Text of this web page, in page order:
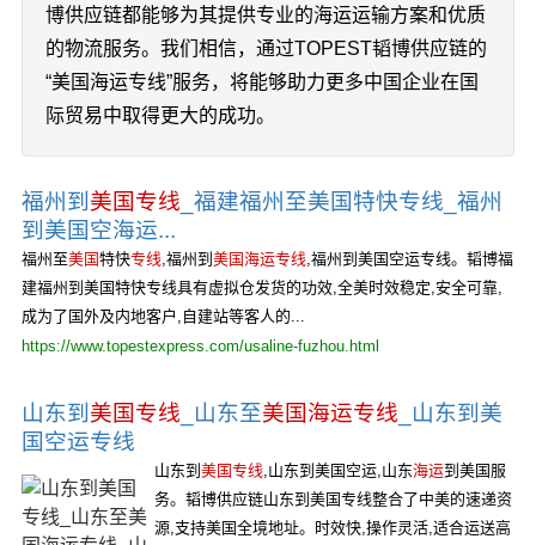
博供应链都能够为其提供专业的海运运输方案和优质
的物流服务。我们相信，通过TOPEST韬博供应链的
“美国海运专线”服务，将能够助力更多中国企业在国
际贸易中取得更大的成功。
福州到 美国专线 _福建福州至美国特快专线_福州
到美国空海运...
福州至美国特快专线,福州到 美国海运专线,福州到美国空运专线。韬博福
建福州到美国特快专线具有虚拟仓发货的功效,全美时效稳定,安全可靠,
成为了国外及内地客户,自建站等客人的...
https://www.topestexpress.com/usaline-fuzhou.html
山东到 美国专线 _山东至美国海运专线 _山东到美
国空运专线
山东到 美国专线,山东到美国空运,山东海运到美国服
务。韬博供应链山东到美国专线整合了中美的速递资
源,支持美国全境地址。时效快,操作灵活,适合运送高